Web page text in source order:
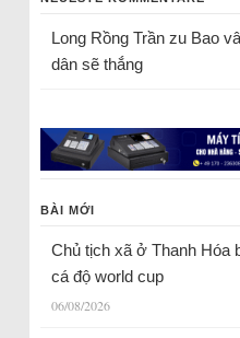
Long Rồng Trầnzu Bao
dân sẽ thắng
BÀI MỚI
Chủ tịch xã ở Thanh Hóa
cá độ world cup
06/08/2026